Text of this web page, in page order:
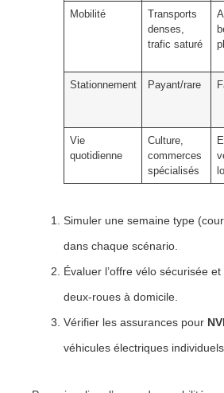
Mobilité
Transports
denses,
trafic saturé
Stationnement Payant/rare
Vie
quotidienne
Culture,
commerces
spécialisés
Simuler une semaine type
dans chaque scénario.
Évaluer l’offre vélo sécurisée
deux-roues à domicile.
Vérifier les assurances pour
véhicules électriques